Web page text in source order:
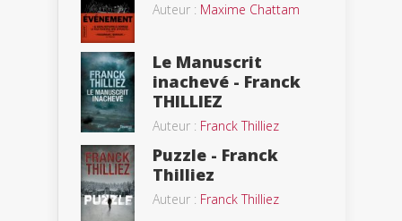
Auteur : Maxime Chattam
Le Manuscrit
inachevé - Franck
THILLIEZ
Auteur : Franck Thilliez
Puzzle - Franck
Thilliez
Auteur : Franck Thilliez